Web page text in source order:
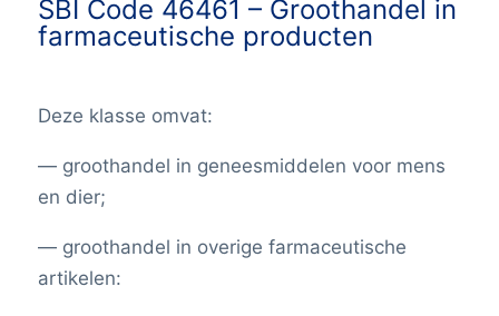
SBI Code 46461 – Groothandel in
farmaceutische producten
Deze klasse omvat:
— groothandel in geneesmiddelen voor mens
en dier;
— groothandel in overige farmaceutische
artikelen: